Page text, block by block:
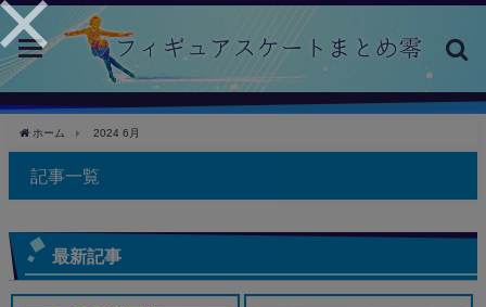
toggle
navigation
ホーム 2024 6月
記事一覧
最新記事